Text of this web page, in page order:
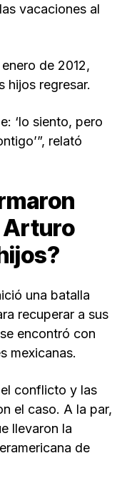
vacaciones al
de 2012,
hijos regresar.
‘lo siento, pero
relató
Arturo
una batalla
recuperar a sus
encontró con
mexicanas.
conflicto y las
el caso. A la par,
llevaron la
de